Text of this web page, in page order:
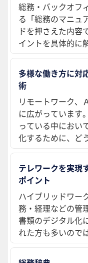
総務・バックオフ
る「総務のマニュ
ドを押さえた内容
イントを具体的に
多様な働き方に
術
リモートワーク、
に広がっています
っている中におい
化するために、ど
テレワークを実現
ポイント
ハイブリッドワー
務・経理などの管
書類のデジタル化
れた方も多いので